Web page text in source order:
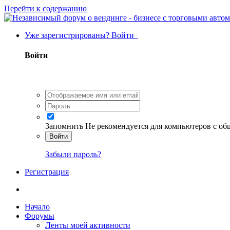
Перейти к содержанию
Уже зарегистрированы? Войти
Войти
Запомнить Не рекомендуется для компьютеров с
Войти
Забыли пароль?
Регистрация
Начало
Форумы
Ленты моей активности